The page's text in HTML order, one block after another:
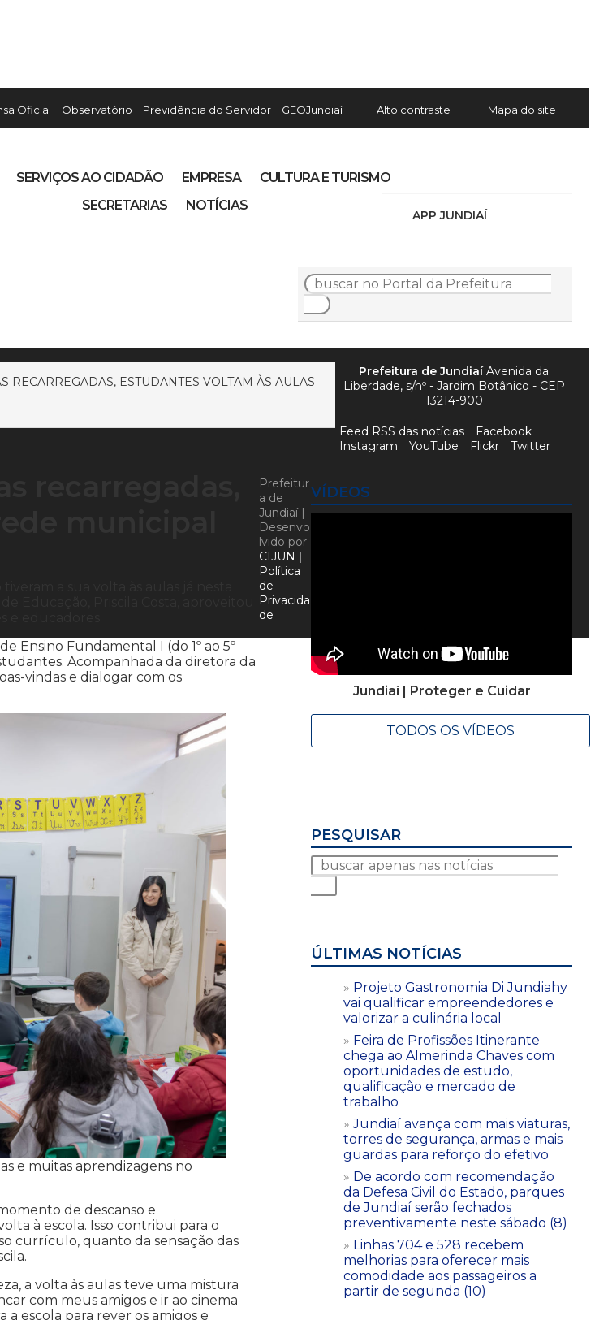
Oficial Observatório Previdência do Servidor GEOJundiaí Alto contraste Mapa do site
APP JUNDIAÍ
SERVIÇOS AO CIDADÃO EMPRESA
CULTURA E TURISMO
SECRETARIAS
NOTÍCIAS
RECARREGADAS, ESTUDANTES VOLTAM ÀS AULAS
Ensino Fundamental I (do 1º ao 5º
Acompanhada da diretora da
vindas e dialogar com os
e muitas aprendizagens no
de descanso e
à escola. Isso contribui para o
currículo, quanto da sensação das
a volta às aulas teve uma mistura
com meus amigos e ir ao cinema
a escola para rever os amigos e
VÍDEOS
Jundiaí | Proteger e Cuidar
TODOS OS VÍDEOS
PESQUISAR
ÚLTIMAS NOTÍCIAS
Projeto Gastronomia Di Jundiahy
vai qualificar empreendedores e
valorizar a culinária local
Feira de Profissões Itinerante
chega ao Almerinda Chaves com
oportunidades de estudo,
qualificação e mercado de
trabalho
Jundiaí avança com mais viaturas,
torres de segurança, armas e mais
guardas para reforço do efetivo
De acordo com recomendação
da Defesa Civil do Estado, parques
de Jundiaí serão fechados
preventivamente neste sábado (8)
Linhas 704 e 528 recebem
melhorias para oferecer mais
comodidade aos passageiros a
partir de segunda (10)
Prefeitura de JundiaíAvenida da
Liberdade, s/nº - Jardim Botânico - CEP
13214-900
Feed RSS das notícias
Facebook
Instagram
YouTube Flickr Twitter
Prefeitur
a de
Jundiaí |
Desenvo
lvido por
CIJUN |
Política
de
Privacida
de